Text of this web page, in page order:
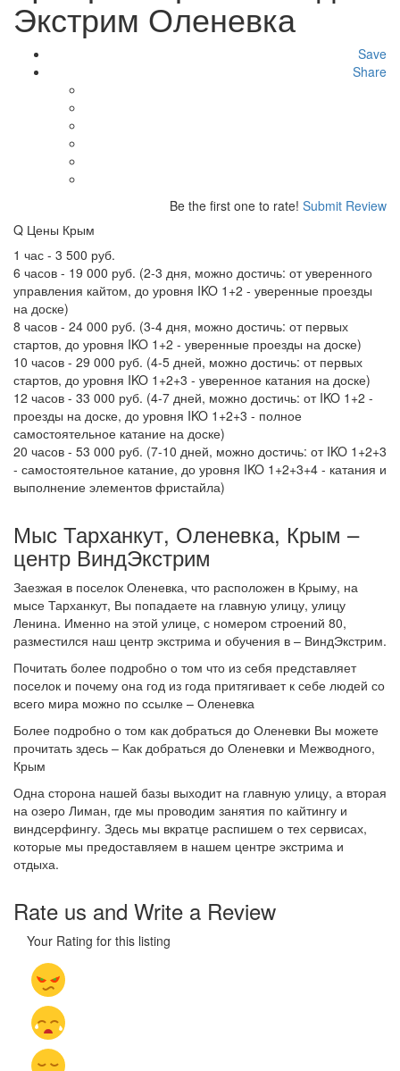
Экстрим Оленевка
Save
Share
Be the first one to rate! Submit Review
Q Цены Крым
1 час - 3 500 руб.
6 часов - 19 000 руб. (2-3 дня, можно достичь: от уверенного
управления кайтом, до уровня IKO 1+2 - уверенные проезды
на доске)
8 часов - 24 000 руб. (3-4 дня, можно достичь: от первых
стартов, до уровня IKO 1+2 - уверенные проезды на доске)
10 часов - 29 000 руб. (4-5 дней, можно достичь: от первых
стартов, до уровня IKO 1+2+3 - уверенное катания на доске)
12 часов - 33 000 руб. (4-7 дней, можно достичь: от IKO 1+2 -
проезды на доске, до уровня IKO 1+2+3 - полное
самостоятельное катание на доске)
20 часов - 53 000 руб. (7-10 дней, можно достичь: от IKO 1+2+3
- самостоятельное катание, до уровня IKO 1+2+3+4 - катания и
выполнение элементов фристайла)
Мыс Тарханкут, Оленевка, Крым –
центр ВиндЭкстрим
Заезжая в поселок Оленевка, что расположен в Крыму, на
мысе Тарханкут, Вы попадаете на главную улицу, улицу
Ленина. Именно на этой улице, с номером строений 80,
разместился наш центр экстрима и обучения в – ВиндЭкстрим.
Почитать более подробно о том что из себя представляет
поселок и почему она год из года притягивает к себе людей со
всего мира можно по ссылке – Оленевка
Более подробно о том как добраться до Оленевки Вы можете
прочитать здесь – Как добраться до Оленевки и Межводного,
Крым
Одна сторона нашей базы выходит на главную улицу, а вторая
на озеро Лиман, где мы проводим занятия по кайтингу и
виндсерфингу. Здесь мы вкратце распишем о тех сервисах,
которые мы предоставляем в нашем центре экстрима и
отдыха.
Rate us and Write a Review
Your Rating for this listing